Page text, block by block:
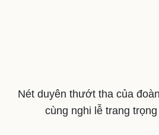
Nét duyên thướt tha của
cùng nghi lễ trang